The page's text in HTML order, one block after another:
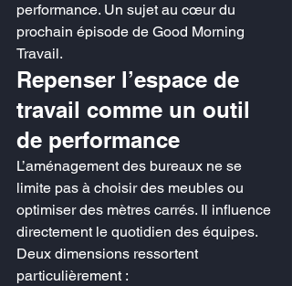
performance. Un sujet au cœur du
prochain épisode de Good Morning
Travail.
Repenser l’espace de
travail comme un outil
de performance
L’aménagement des bureaux ne se
limite pas à choisir des meubles ou
optimiser des mètres carrés. Il influence
directement le quotidien des équipes.
Deux dimensions ressortent
particulièrement :